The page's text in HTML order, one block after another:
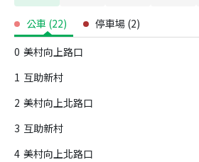
公車 (22) 停車場 (2)
0 美村向上路口
1 互助新村
2 美村向上北路口
3 互助新村
4 美村向上北路口